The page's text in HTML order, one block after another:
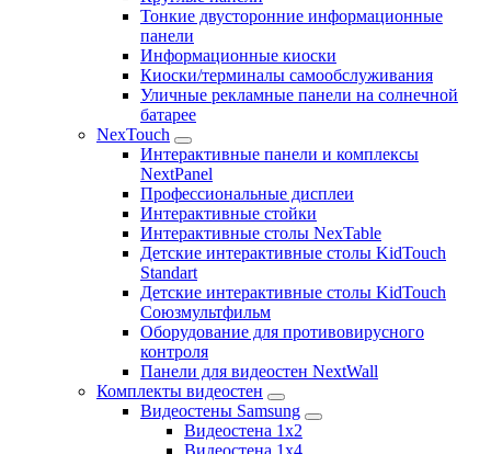
Тонкие двусторонние информационные
панели
Информационные киоски
Киоски/терминалы самообслуживания
Уличные рекламные панели на солнечной
батарее
NexTouch
Интерактивные панели и комплексы
NextPanel
Профессиональные дисплеи
Интерактивные стойки
Интерактивные столы NexTable
Детские интерактивные столы KidTouch
Standart
Детские интерактивные столы KidTouch
Союзмультфильм
Оборудование для противовирусного
контроля
Панели для видеостен NextWall
Комплекты видеостен
Видеостены Samsung
Видеостена 1x2